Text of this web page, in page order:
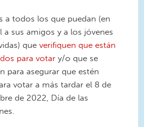
a todos los que puedan (en
a sus amigos y a los jóvenes
que verifiquen que están
para votar y/o que se
para asegurar que estén
votar a más tardar el 8 de
de 2022, Día de las